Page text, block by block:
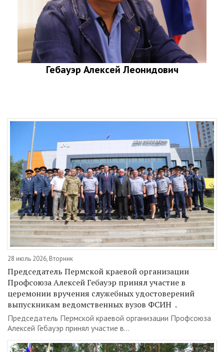
Гебауэр Алексей Леонидович
28 июль 2026, Вторник
Председатель Пермской краевой организации
Профсоюза Алексей Гебауэр принял участие в
церемонии вручения служебных удостоверений
выпускникам ведомственных вузов ФСИН .
Председатель Пермской краевой организации Профсоюза
Алексей Гебауэр принял участие в...